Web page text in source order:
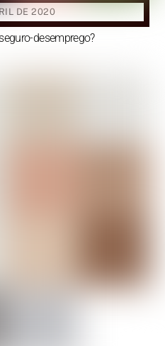
DE 2020
desemprego?